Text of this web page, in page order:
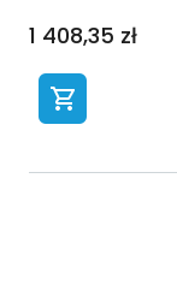
1 408,35 zł